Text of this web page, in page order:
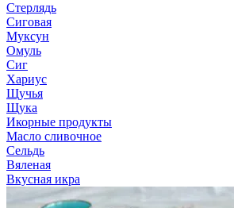
Стерлядь
Сиговая
Муксун
Омуль
Сиг
Хариус
Щучья
Щука
Икорные продукты
Масло сливочное
Сельдь
Вяленая
Вкусная икра